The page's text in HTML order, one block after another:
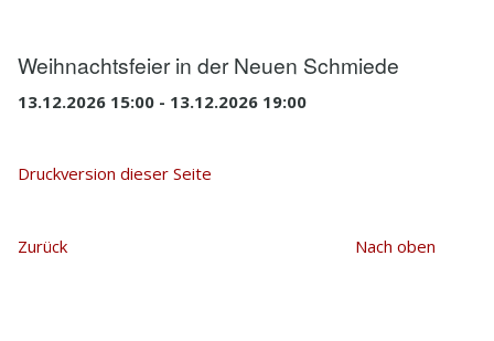
Weihnachtsfeier in der Neuen Schmiede
13.12.2026 15:00 - 13.12.2026 19:00
Druckversion dieser Seite
Zurück Nach oben